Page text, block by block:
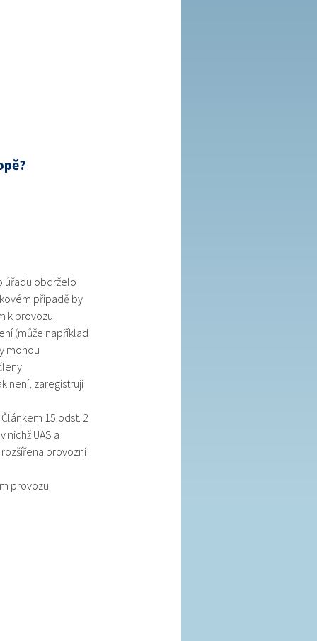
úřadu obdrželo
případě by
k provozu.
(může například
mohou
není, zaregistrují
15 odst. 2
nichž UAS a
provozní
provozu